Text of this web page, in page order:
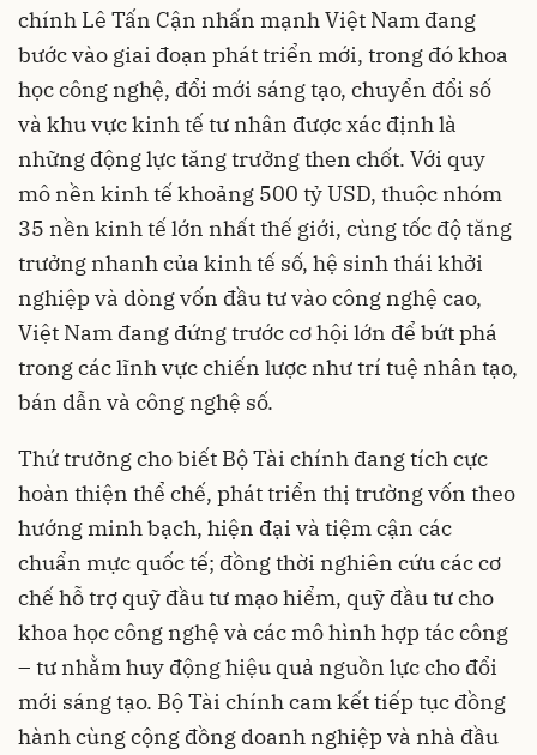
chính Lê Tấn Cận nhấn mạnh Việt Nam đang
bước vào giai đoạn phát triển mới, trong đó khoa
học công nghệ, đổi mới sáng tạo, chuyển đổi số
và khu vực kinh tế tư nhân được xác định là
những động lực tăng trưởng then chốt. Với quy
mô nền kinh tế khoảng 500 tỷ USD, thuộc nhóm
35 nền kinh tế lớn nhất thế giới, cùng tốc độ tăng
trưởng nhanh của kinh tế số, hệ sinh thái khởi
nghiệp và dòng vốn đầu tư vào công nghệ cao,
Việt Nam đang đứng trước cơ hội lớn để bứt phá
trong các lĩnh vực chiến lược như trí tuệ nhân tạo,
bán dẫn và công nghệ số.
Thứ trưởng cho biết Bộ Tài chính đang tích cực
hoàn thiện thể chế, phát triển thị trường vốn theo
hướng minh bạch, hiện đại và tiệm cận các
chuẩn mực quốc tế; đồng thời nghiên cứu các cơ
chế hỗ trợ quỹ đầu tư mạo hiểm, quỹ đầu tư cho
khoa học công nghệ và các mô hình hợp tác công
– tư nhằm huy động hiệu quả nguồn lực cho đổi
mới sáng tạo. Bộ Tài chính cam kết tiếp tục đồng
hành cùng cộng đồng doanh nghiệp và nhà đầu